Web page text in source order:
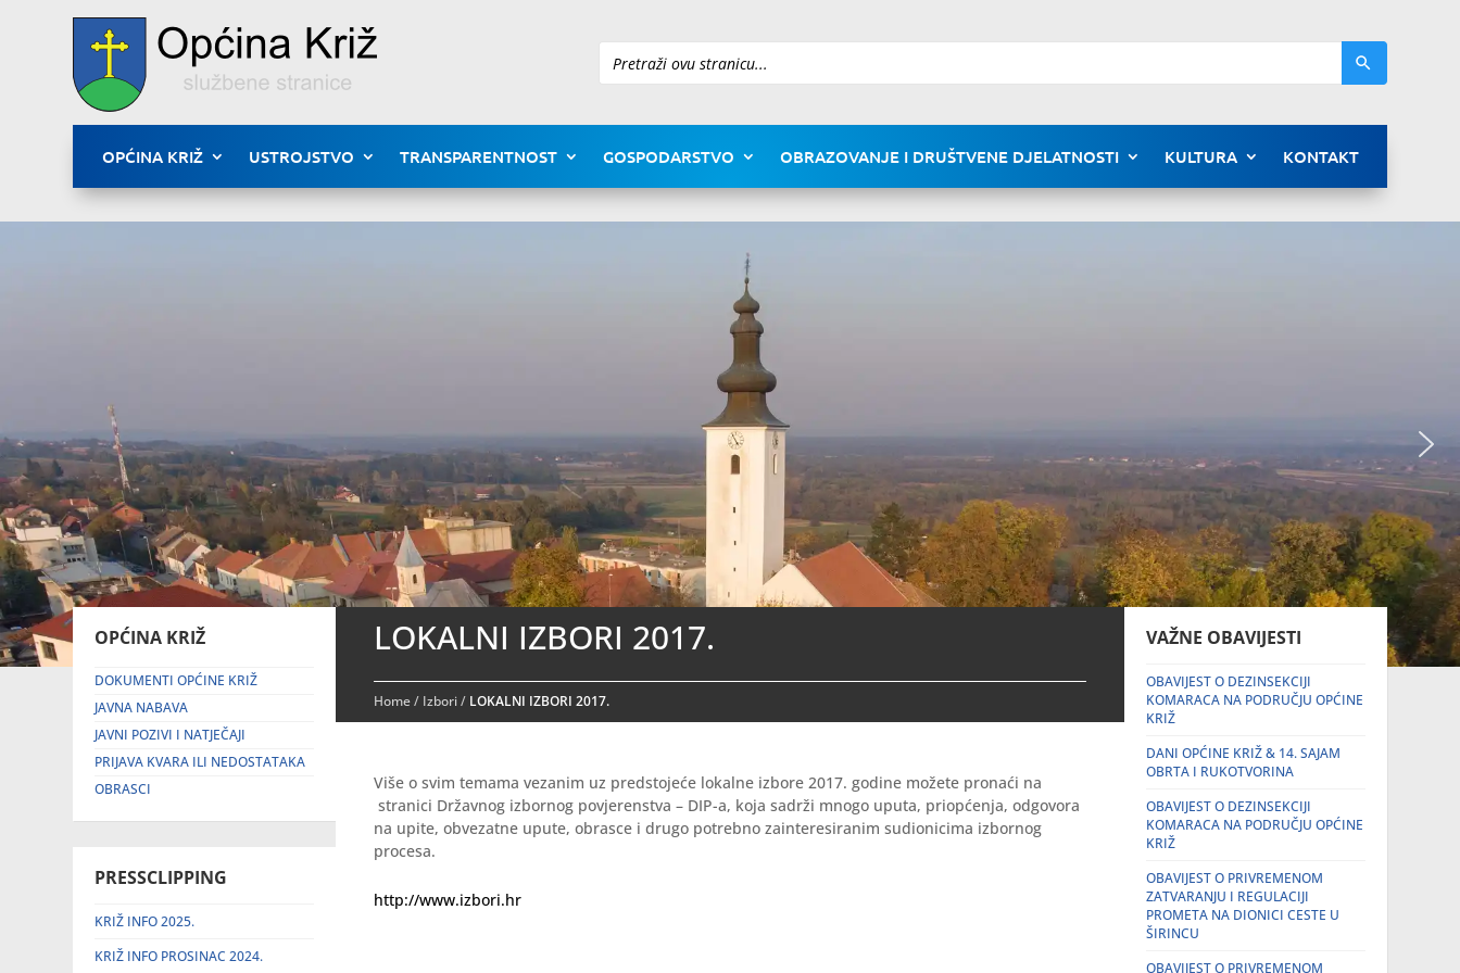
Pretraži
OPĆINA KRIŽ USTROJSTVO TRANSPARENTNOST GOSPODARSTVO OBRAZOVANJE I DRUŠTVENE DJELATNOSTI KULTURA KONTAKT
OPĆINA KRIŽ
DOKUMENTI OPĆINE KRIŽ
JAVNA NABAVA
JAVNI POZIVI I NATJEČAJI
PRIJAVA KVARA ILI NEDOSTATAKA
OBRASCI
PRESSCLIPPING
KRIŽ INFO 2025.
KRIŽ INFO PROSINAC 2024.
LOKALNI IZBORI 2017.
Home/ Izbori/ LOKALNI IZBORI 2017.
Više o svim temama vezanim uz predstojeće lokalne izbore 2017. godine možete pronaći na
stranici Državnog izbornog povjerenstva – DIP-a, koja sadrži mnogo uputa, priopćenja, odgovora
na upite, obvezatne upute, obrasce i drugo potrebno zainteresiranim sudionicima izbornog
procesa.
http://www.izbori.hr
VAŽNE OBAVIJESTI
OBAVIJEST O DEZINSEKCIJI
KOMARACA NA PODRUČJU OPĆINE
KRIŽ
DANI OPĆINE KRIŽ & 14. SAJAM
OBRTA I RUKOTVORINA
OBAVIJEST O DEZINSEKCIJI
KOMARACA NA PODRUČJU OPĆINE
KRIŽ
OBAVIJEST O PRIVREMENOM
ZATVARANJU I REGULACIJI
PROMETA NA DIONICI CESTE U
ŠIRINCU
OBAVIJEST O PRIVREMENOM